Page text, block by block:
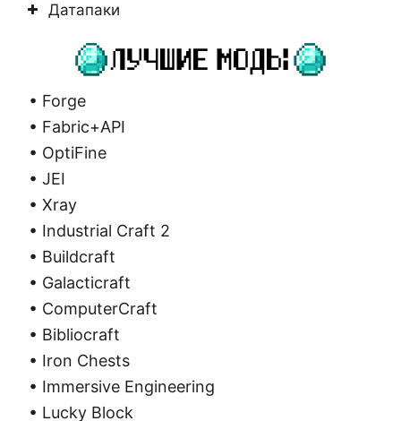
Датапаки
• Forge
• Fabric+API
• OptiFine
• JEI
• Xray
• Industrial Craft 2
• Buildcraft
• Galacticraft
• ComputerCraft
• Bibliocraft
• Iron Chests
• Immersive Engineering
• Lucky Block